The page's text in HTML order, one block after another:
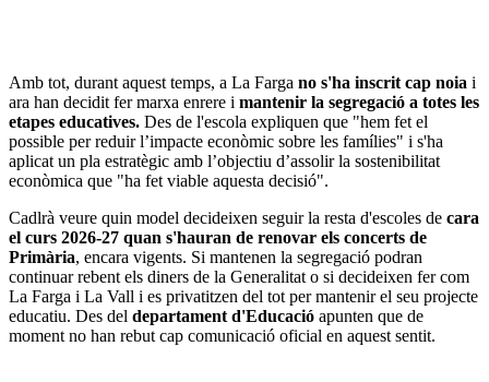
Amb tot, durant aquest temps, a La Farga no s'ha inscrit cap noia i
ara han decidit fer marxa enrere i mantenir la segregació a totes les
etapes educatives. Des de l'escola expliquen que "hem fet el
possible per reduir l’impacte econòmic sobre les famílies" i s'ha
aplicat un pla estratègic amb l’objectiu d’assolir la sostenibilitat
econòmica que "ha fet viable aquesta decisió".
Cadlrà veure quin model decideixen seguir la resta d'escoles de cara
el curs 2026-27 quan s'hauran de renovar els concerts de
Primària, encara vigents. Si mantenen la segregació podran
continuar rebent els diners de la Generalitat o si decideixen fer com
La Farga i La Vall i es privatitzen del tot per mantenir el seu projecte
educatiu. Des del departament d'Educació apunten que de
moment no han rebut cap comunicació oficial en aquest sentit.